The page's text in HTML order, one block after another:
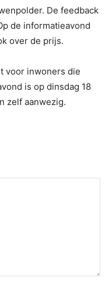
De feedback
de informatieavond
over de prijs.
voor inwoners die
is op dinsdag 18
zelf aanwezig.